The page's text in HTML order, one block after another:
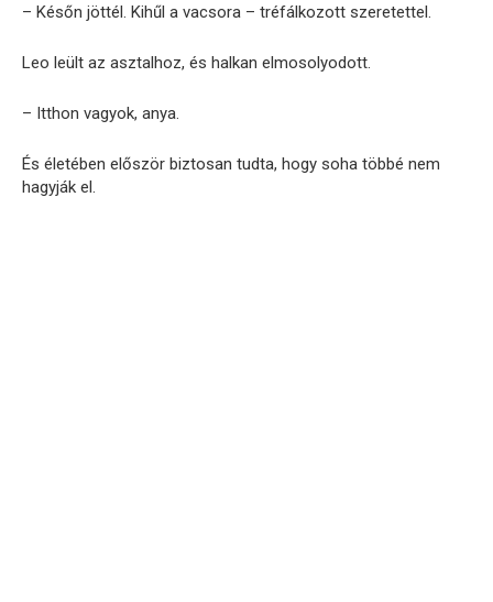
– Későn jöttél. Kihűl a vacsora – tréfálkozott szeretettel.
Leo leült az asztalhoz, és halkan elmosolyodott.
– Itthon vagyok, anya.
És életében először biztosan tudta, hogy soha többé nem
hagyják el.